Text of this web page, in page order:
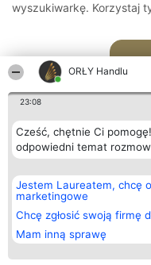
ORŁY Handlu
23:08
Cześć, chętnie Ci
odpowiedni temat
Jestem Laureatem, chcę
marketingowe
Chcę zgłosić swoją firmę
Mam inną sprawę
wyszukiwarkę. Korzystaj
Organizator plebiscytu
Bright Side Solutions sp. z o.
o. sp. k.
ul. Ruska 22
Wrocław 50-079
KRS 0000749100 | Regon
381313360 | NIP 8943132676